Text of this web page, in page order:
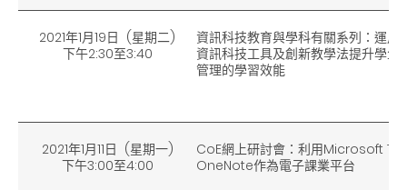
2021年1月19日 (星期二)
下午2:30至3:40
資訊科技教育與學科有關系列：運用
資訊科技工具及創新教學法提升學生
管理的學習效能
2021年1月11日 (星期一)
下午3:00至4:00
CoE網上研討會：利用Microsoft
OneNote作為電子課業平台